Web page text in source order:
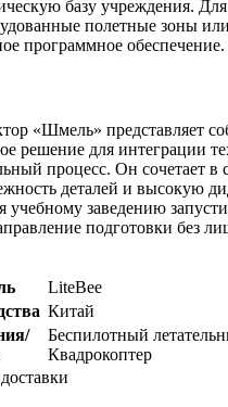
базу учреждения.
полетные зоны или
программное обеспечение.
«Шмель» представляет
решение для интеграции
процесс. Он сочетает в
деталей и высокую
учебному заведению
подготовки без
LiteBee
Китай
Беспилотный
Квадрокоптер